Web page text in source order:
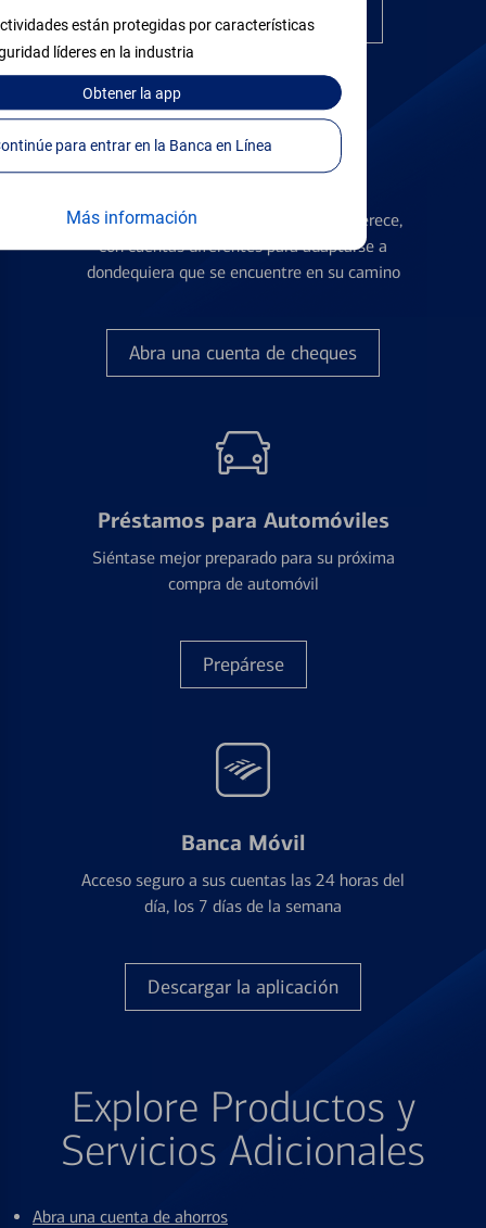
están protegidas por características
líderes en la industria
Obtenerla app
Continúe para entrar en la Banca en Línea
Más información
Encuentre la tarjeta correcta
Obtenga la flexibilidad que usted se merece,
con cuentas diferentes para adaptarse a
dondequiera que se encuentre en su camino
Abra una cuenta de cheques
Préstamos para Automóviles
Siéntase mejor preparado para su próxima
compra de automóvil
Prepárese
Banca Móvil
Acceso seguro a sus cuentas las 24 horas del
día, los 7 días de la semana
Descargar la aplicación
Explore Productos y
Servicios Adicionales
Abra una cuenta de ahorros